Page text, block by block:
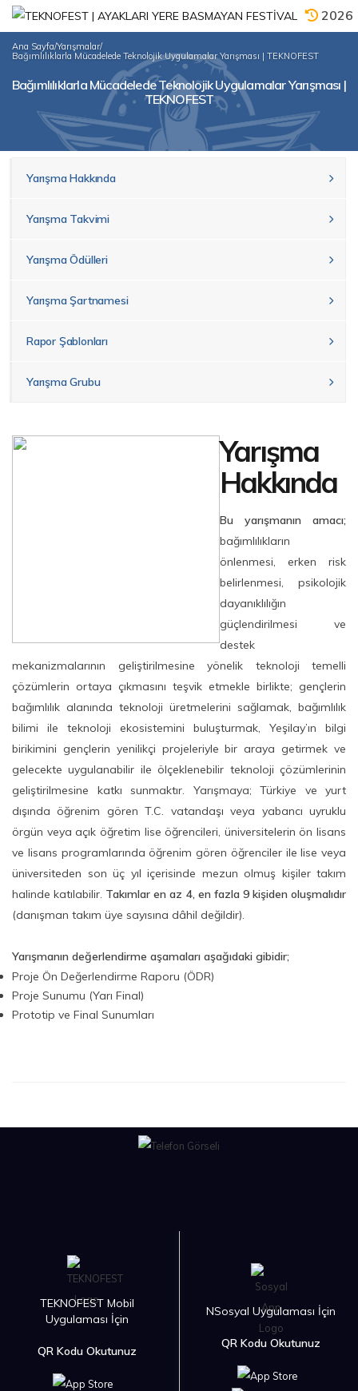
2026
Ana Sayfa/Yarışmalar/
Bağımlılıklarla Mücadelede Teknolojik Uygulamalar Yarışması | TEKNOFEST
Bağımlılıklarla Mücadelede Teknolojik Uygulamalar Yarışması |
TEKNOFEST
Yarışma Hakkında
Yarışma Takvimi
Yarışma Ödülleri
Yarışma Şartnamesi
Rapor Şablonları
Yarışma Grubu
Yarışma
Hakkında
Bu yarışmanın amacı;
bağımlılıkların
önlenmesi, erken risk
belirlenmesi, psikolojik
dayanıklılığın
güçlendirilmesi ve
destek
mekanizmalarının geliştirilmesine yönelik teknoloji temelli
çözümlerin ortaya çıkmasını teşvik etmekle birlikte; gençlerin
bağımlılık alanında teknoloji üretmelerini sağlamak, bağımlılık
bilimi ile teknoloji ekosistemini buluşturmak, Yeşilay’ın bilgi
birikimini gençlerin yenilikçi projeleriyle bir araya getirmek ve
gelecekte uygulanabilir ile ölçeklenebilir teknoloji çözümlerinin
geliştirilmesine katkı sunmaktır. Yarışmaya; Türkiye ve yurt
dışında öğrenim gören T.C. vatandaşı veya yabancı uyruklu
örgün veya açık öğretim lise öğrencileri, üniversitelerin ön lisans
ve lisans programlarında öğrenim gören öğrenciler ile lise veya
üniversiteden son üç yıl içerisinde mezun olmuş kişiler takım
halinde katılabilir. Takımlar en az 4, en fazla 9 kişiden oluşmalıdır
(danışman takım üye sayısına dâhil değildir).
Yarışmanın değerlendirme aşamaları aşağıdaki gibidir;
Proje Ön Değerlendirme Raporu (ÖDR)
Proje Sunumu (Yarı Final)
Prototip ve Final Sunumları
TEKNOFEST Mobil
Uygulaması İçin
QR Kodu Okutunuz
NSosyal Uygulaması İçin
QR Kodu Okutunuz